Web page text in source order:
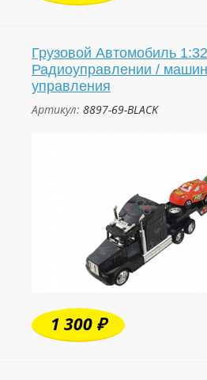
Грузовой Автомобиль
Радиоуправлении /
управления
Артикул: 8897-69-BLACK
1 300 ₽